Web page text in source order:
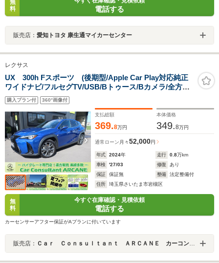
無
料
電話する
販売店： 愛知トヨタ 康生通マイカーセンター
レクサス
UX 300h Fスポーツ (後期型/Apple Car Play対応純正
ワイドナビ/フルセグTV/USB/Bトゥース/Bカメラ/全方位
カメラ/本革シート/シートヒーター/Pシート/純正エアロ/
純正18インチAW/LEDヘッドライト/LEDフォグ/パワーバ
ックドア)
購入プラン付 360°画像付
支払総額
369.8万円
本体価格
349.8万円
通常ローン 月々52,000円
年式 2024年 走行 0.8万km
車検
'27/03 修復
あり
保証
保証無 整備
法定整備付
住所
埼玉県さいたま市岩槻区
無
料
今すぐ在庫確認・見積依頼
電話する
カーセンサーアフター保証がAプランに付いています
販売店： Ｃａｒ Ｃｏｎｓｕｌｔａｎｔ ＡＲＣＡＮＥ カーコンサルタントアーケイン